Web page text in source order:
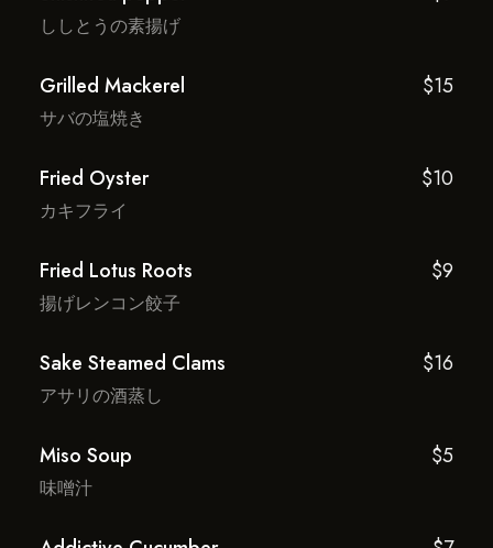
ししとうの素揚げ
Grilled Mackerel $15
サバの塩焼き
Fried Oyster $10
カキフライ
Fried Lotus Roots $9
揚げレンコン餃子
Sake Steamed Clams $16
アサリの酒蒸し
Miso Soup $5
味噌汁